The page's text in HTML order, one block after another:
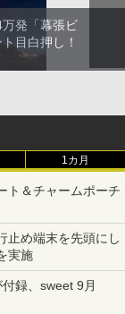
発「幕張ビ
目白押し！
1カ月
ト＆チャームポーチ
止め端末を先頭にし
実施
録、sweet 9月